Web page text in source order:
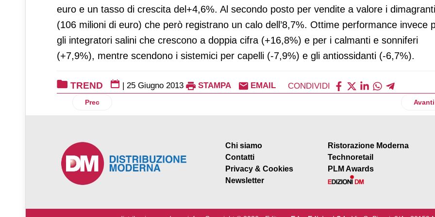
euro e un tasso di crescita del+4,6%. Al secondo posto per vendite a valore i dimagranti
(106 milioni di euro) che però registrano un calo dell’8,7%. Ottime performance invece
gli integratori salini che crescono a doppia cifra (+16,8%) e per i calmanti e sonniferi
(+7,9%), mentre scendono i sistemici per capelli (-7,9%) e gli antiossidanti (-6,7%).
TREND | 25 Giugno 2013 STAMPA EMAIL CONDIVIDI
Articolo precedente: Gli Italiani ricorrono sempre di più al mercato dell’usato
Prec Avanti
Chi siamo
Contatti
Privacy & Cookies
Newsletter
Ristorazione Moderna
Technoretail
PLM Awards